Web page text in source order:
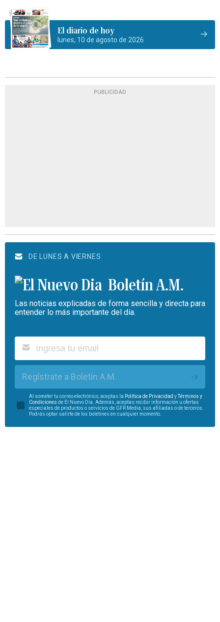
El diario de hoy
lunes, 10 de agosto de 2026
PUBLICIDAD
DE LUNES A VIERNES
Boletín A.M.
Las noticias explicadas de forma sencilla y directa para
entender lo más importante del día.
Regístrate a Boletín A.M.
Al someter tu correo electrónico, aceptas la Política de Privacidad yTérminos y
Condiciones de El Nuevo Día. Además, aceptas recibir información u ofertas
especiales de productos o servicios de GFR Media, sus afiliadas o de terceros.
Podrás optar salirte de los boletines en cualquier momento.